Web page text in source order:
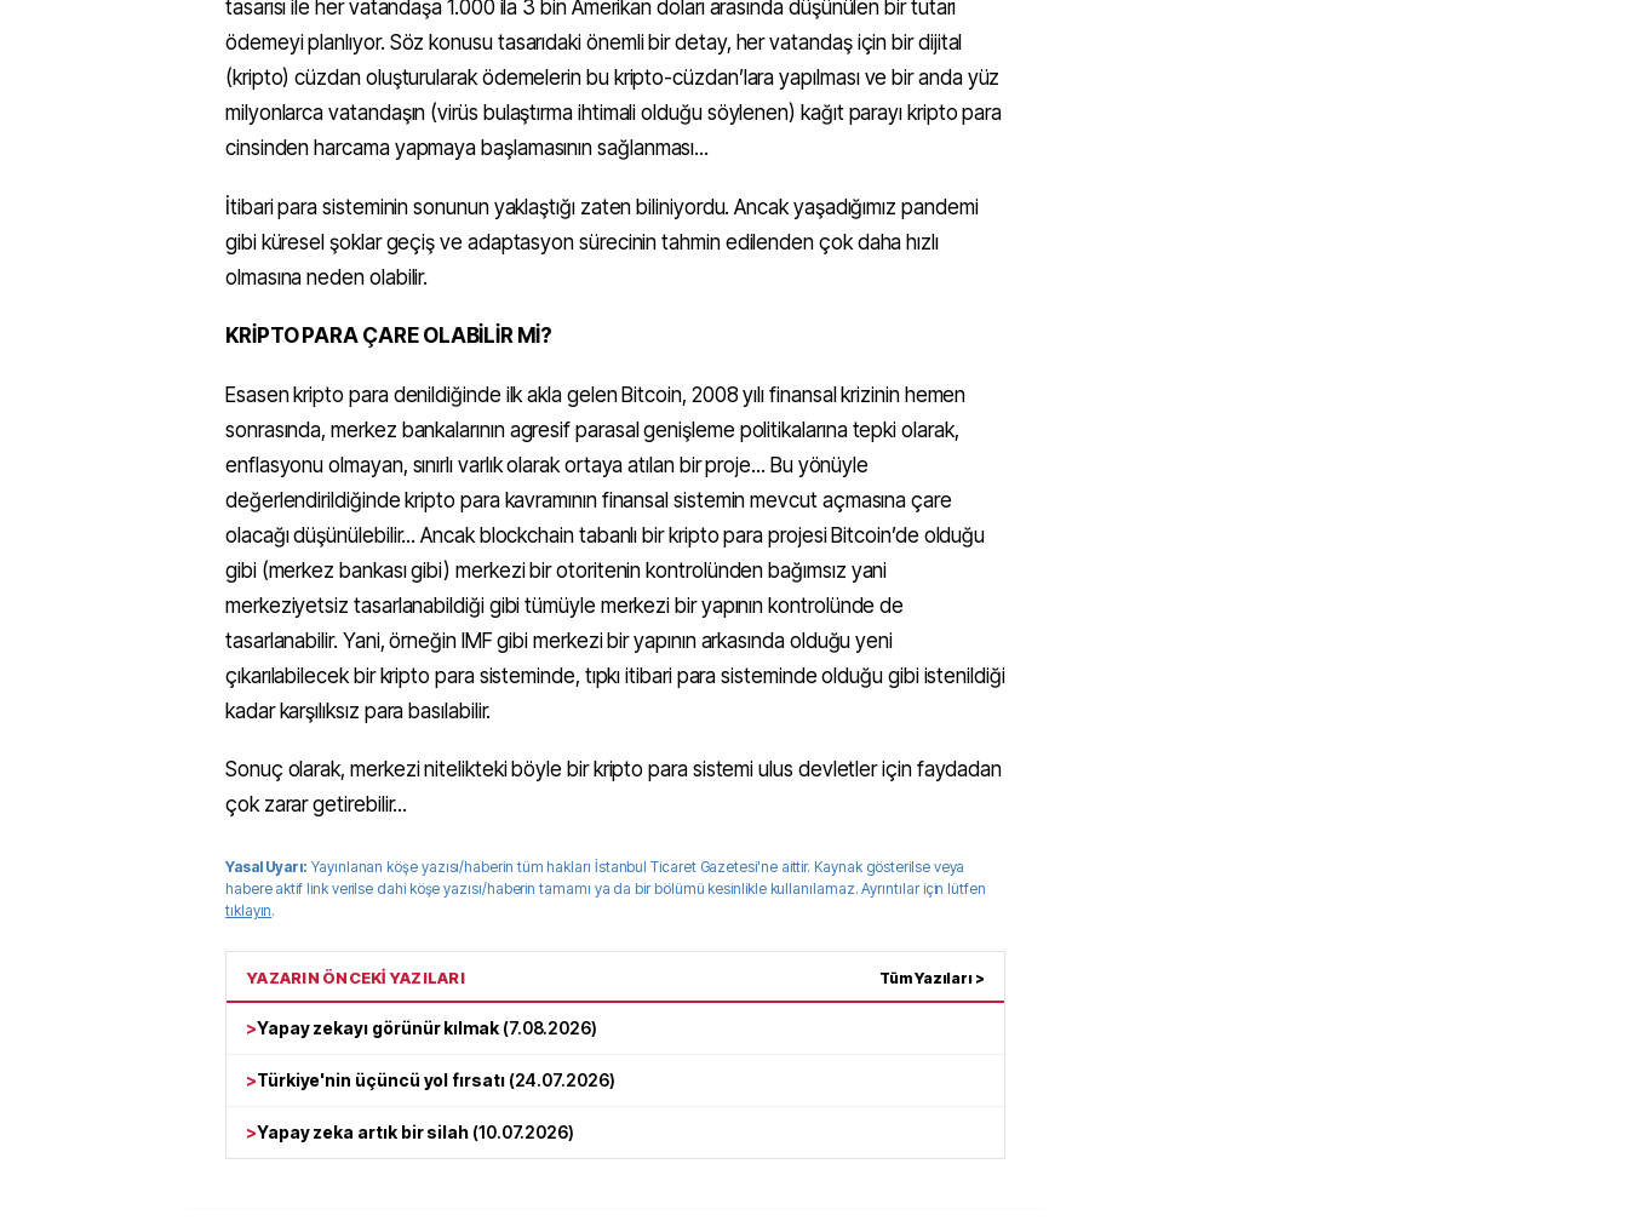
tasarısı ile her vatandaşa 1.000 ila 3 bin Amerikan doları arasında düşünülen bir tutarı
ödemeyi planlıyor. Söz konusu tasarıdaki önemli bir detay, her vatandaş için bir dijital
(kripto) cüzdan oluşturularak ödemelerin bu kripto-cüzdan’lara yapılması ve bir anda yüz
milyonlarca vatandaşın (virüs bulaştırma ihtimali olduğu söylenen) kağıt parayı kripto para
cinsinden harcama yapmaya başlamasının sağlanması...
İtibari para sisteminin sonunun yaklaştığı zaten biliniyordu. Ancak yaşadığımız pandemi
gibi küresel şoklar geçiş ve adaptasyon sürecinin tahmin edilenden çok daha hızlı
olmasına neden olabilir.
KRİPTO PARA ÇARE OLABİLİR Mİ?
Esasen kripto para denildiğinde ilk akla gelen Bitcoin, 2008 yılı finansal krizinin hemen
sonrasında, merkez bankalarının agresif parasal genişleme politikalarına tepki olarak,
enflasyonu olmayan, sınırlı varlık olarak ortaya atılan bir proje... Bu yönüyle
değerlendirildiğinde kripto para kavramının finansal sistemin mevcut açmasına çare
olacağı düşünülebilir... Ancak blockchain tabanlı bir kripto para projesi Bitcoin’de olduğu
gibi (merkez bankası gibi) merkezi bir otoritenin kontrolünden bağımsız yani
merkeziyetsiz tasarlanabildiği gibi tümüyle merkezi bir yapının kontrolünde de
tasarlanabilir. Yani, örneğin IMF gibi merkezi bir yapının arkasında olduğu yeni
çıkarılabilecek bir kripto para sisteminde, tıpkı itibari para sisteminde olduğu gibi istenildiği
kadar karşılıksız para basılabilir.
Sonuç olarak, merkezi nitelikteki böyle bir kripto para sistemi ulus devletler için faydadan
çok zarar getirebilir...
Yasal Uyarı: Yayınlanan köşe yazısı/haberin tüm hakları İstanbul Ticaret Gazetesi'ne aittir. Kaynak gösterilse veya
habere aktif link verilse dahi köşe yazısı/haberin tamamı ya da bir bölümü kesinlikle kullanılamaz. Ayrıntılar için lütfen
tıklayın.
YAZARIN ÖNCEKİ YAZILARI Tüm Yazıları >
>Yapay zekayı görünür kılmak(7.08.2026)
>Türkiye'nin üçüncü yol fırsatı(24.07.2026)
>Yapay zeka artık bir silah (10.07.2026)